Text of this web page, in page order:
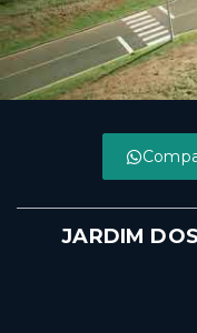
JARDIM